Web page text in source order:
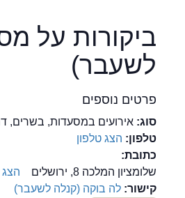
ביקורות על
לשעבר)
פרטים נוספים
סוג:אירועים במסעדות, בשרים,
טלפון: הצג טלפון
כתובת:
שלומציון המלכה 8, ירושלים
קישור:לה בוקה (קנלה לשעבר)